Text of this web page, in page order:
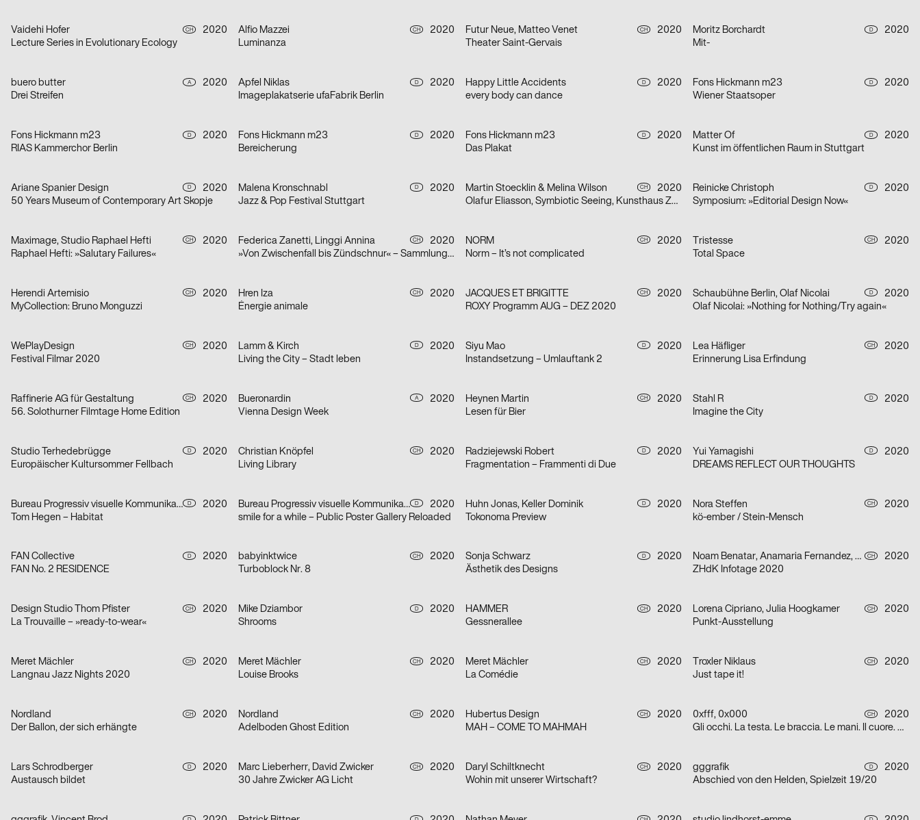
Vaidehi Hofer CH
2020
Lecture Series in Evolutionary Ecology
Alfio Mazzei CH
2020
Luminanza
Futur Neue, Matteo Venet CH
2020
Theater Saint-Gervais
Moritz Borchardt D
2020
Mit-
buero butter A
2020
Drei Streifen
Apfel Niklas D
2020
Imageplakatserie ufaFabrik Berlin
Happy Little Accidents D
2020
every body can dance
Fons Hickmann m23 D
2020
Wiener Staatsoper
Fons Hickmann m23 D
2020
RIAS Kammerchor Berlin
Fons Hickmann m23 D
2020
Bereicherung
Fons Hickmann m23 D
2020
Das Plakat
Matter Of D
2020
Kunst im öffentlichen Raum in Stuttgart
Ariane Spanier Design D
2020
50 Years Museum of Contemporary Art Skopje
Malena Kronschnabl D
2020
Jazz & Pop Festival Stuttgart
Martin Stoecklin & Melina Wilson CH
2020
Olafur Eliasson, Symbiotic Seeing, Kunsthaus Zürich
Reinicke Christoph D
2020
Symposium: »Editorial Design Now«
Maximage, Studio Raphael Hefti CH
2020
Raphael Hefti: »Salutary Failures«
Federica Zanetti, Linggi Annina CH
2020
»Von Zwischenfall bis Zündschnur« – Sammlungsausstellung der Hochschule Luzern – Design & Kunst
NORM CH
2020
Norm – It’s not complicated
Tristesse CH
2020
Total Space
Herendi Artemisio CH
2020
MyCollection: Bruno Monguzzi
Hren Iza CH
2020
Énergie animale
JACQUES ET BRIGITTE CH
2020
ROXY Programm AUG – DEZ 2020
Schaubühne Berlin, Olaf Nicolai D
2020
Olaf Nicolai: »Nothing for Nothing/Try again«
WePlayDesign CH
2020
Festival Filmar 2020
Lamm & Kirch D
2020
Living the City – Stadt leben
Siyu Mao D
2020
Instandsetzung – Umlauftank 2
Lea Häfliger CH
2020
Erinnerung Lisa Erfindung
Raffinerie AG für Gestaltung CH
2020
56. Solothurner Filmtage Home Edition
Bueronardin A
2020
Vienna Design Week
Heynen Martin CH
2020
Lesen für Bier
Stahl R D
2020
Imagine the City
Studio Terhedebrügge D
2020
Europäischer Kultursommer Fellbach
Christian Knöpfel CH
2020
Living Library
Radziejewski Robert D
2020
Fragmentation – Frammenti di Due
Yui Yamagishi D
2020
DREAMS REFLECT OUR THOUGHTS
Bureau Progressiv visuelle Kommunikation D
2020
Tom Hegen – Habitat
Bureau Progressiv visuelle Kommunikation D
2020
smile for a while – Public Poster Gallery Reloaded
Huhn Jonas, Keller Dominik D
2020
Tokonoma Preview
Nora Steffen CH
2020
kö-ember / Stein-Mensch
FAN Collective D
2020
FAN No. 2 RESIDENCE
babyinktwice CH
2020
Turboblock Nr. 8
Sonja Schwarz D
2020
Ästhetik des Designs
Noam Benatar, Anamaria Fernandez, Vilté Jurgutyté, Keller Samara CH
2020
ZHdK Infotage 2020
Design Studio Thom Pfister CH
2020
La Trouvaille – »ready-to-wear«
Mike Dziambor D
2020
Shrooms
HAMMER CH
2020
Gessnerallee
Lorena Cipriano, Julia Hoogkamer CH
2020
Punkt-Ausstellung
Meret Mächler CH
2020
Langnau Jazz Nights 2020
Meret Mächler CH
2020
Louise Brooks
Meret Mächler CH
2020
La Comédie
Troxler Niklaus CH
2020
Just tape it!
Nordland CH
2020
Der Ballon, der sich erhängte
Nordland CH
2020
Adelboden Ghost Edition
Hubertus Design CH
2020
MAH – COME TO MAHMAH
0xfff, 0x000 CH
2020
Gli occhi. La testa. Le braccia. Le mani. Il cuore. Grazie.
Lars Schrodberger D
2020
Austausch bildet
Marc Lieberherr, David Zwicker CH
2020
30 Jahre Zwicker AG Licht
Daryl Schiltknecht CH
2020
Wohin mit unserer Wirtschaft?
gggrafik D
2020
Abschied von den Helden, Spielzeit 19/20